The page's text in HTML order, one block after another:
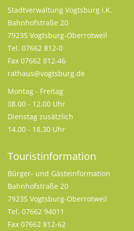
Stadtverwaltung Vogtsburg i.K.
Bahnhofstraße 20
79235 Vogtsburg-Oberrotweil
Tel. 07662 812-0
Fax 07662 812-46
rathaus@vogtsburg.de
Montag - Freitag
08.00 - 12.00 Uhr
Dienstag zusätzlich
14.00 - 18.30 Uhr
Touristinformation
Bürger- und Gästeinformation
Bahnhofstraße 20
79235 Vogtsburg-Oberrotweil
Tel. 07662 94011
Fax 07662 812-62